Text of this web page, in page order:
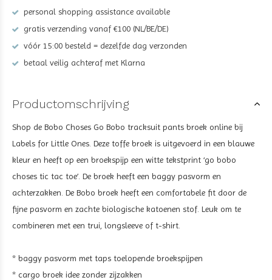
personal shopping assistance available
gratis verzending vanaf €100 (NL/BE/DE)
vóór 15:00 besteld = dezelfde dag verzonden
betaal veilig achteraf met Klarna
Productomschrijving
Shop de Bobo Choses Go Bobo tracksuit pants broek online bij
Labels for Little Ones. Deze toffe broek is uitgevoerd in een blauwe
kleur en heeft op een broekspijp een witte tekstprint ‘go bobo
choses tic tac toe’. De broek heeft een baggy pasvorm en
achterzakken. De Bobo broek heeft een comfortabele fit door de
fijne pasvorm en zachte biologische katoenen stof. Leuk om te
combineren met een trui, longsleeve of t-shirt.
* baggy pasvorm met taps toelopende broekspijpen
* cargo broek idee zonder zijzakken